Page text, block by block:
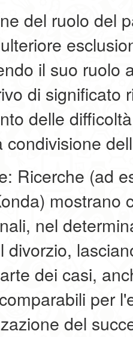
del ruolo del
il suo ruolo
di significato
delle
condivisione
Ricerche (ad
mostrano
nel
divorzio,
dei casi,
per
del